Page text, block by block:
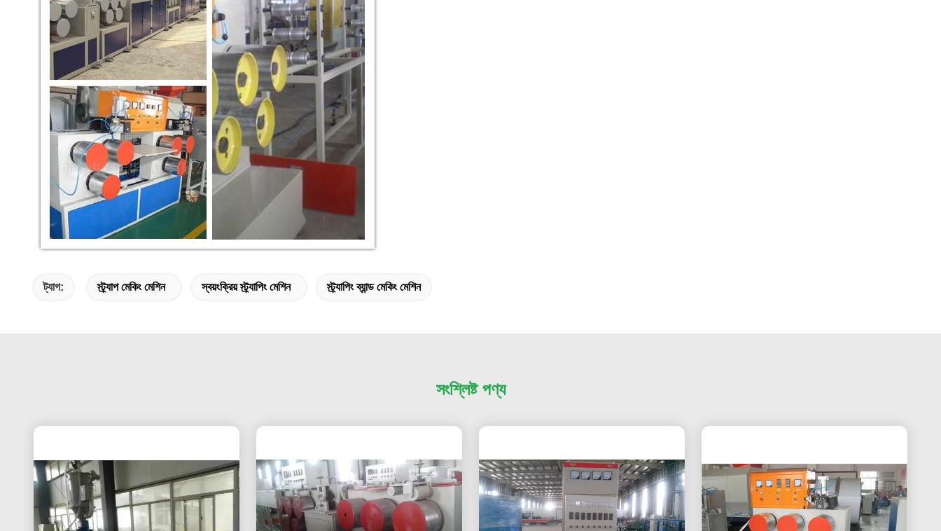
ট্যাগ: স্ট্র্যাপ মেকিং মেশিন স্বয়ংক্রিয় স্ট্র্যাপিং মেশিন স্ট্র্যাপিং ব্যান্ড মেকিং মেশিন
সংশ্লিষ্ট পণ্য